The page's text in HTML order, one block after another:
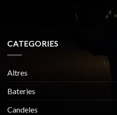
CATEGORIES
Altres
Bateries
Candeles